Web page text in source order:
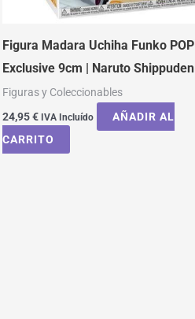
Figura Madara Uchiha Funko POP
Exclusive 9cm | Naruto Shippuden
Figuras y Coleccionables
24,95€ IVA Incluído
AÑADIR AL
CARRITO